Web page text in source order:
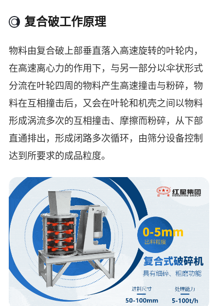
复合破工作原理
物料由复合破上部垂直落入高速旋转的叶轮内，
在高速离心力的作用下，与另一部分以伞状形式
分流在叶轮四周的物料产生高速撞击与粉碎，物
料在互相撞击后，又会在叶轮和机壳之间以物料
形成涡流多次的互相撞击、摩擦而粉碎，从下部
直通排出，形成闭路多次循环，由筛分设备控制
达到所要求的成品粒度。